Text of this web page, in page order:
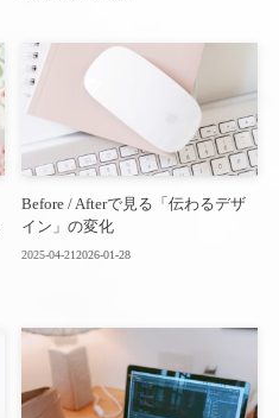
Before / Afterで見る「伝わるデザ
イン」の変化
2025-04-212026-01-28